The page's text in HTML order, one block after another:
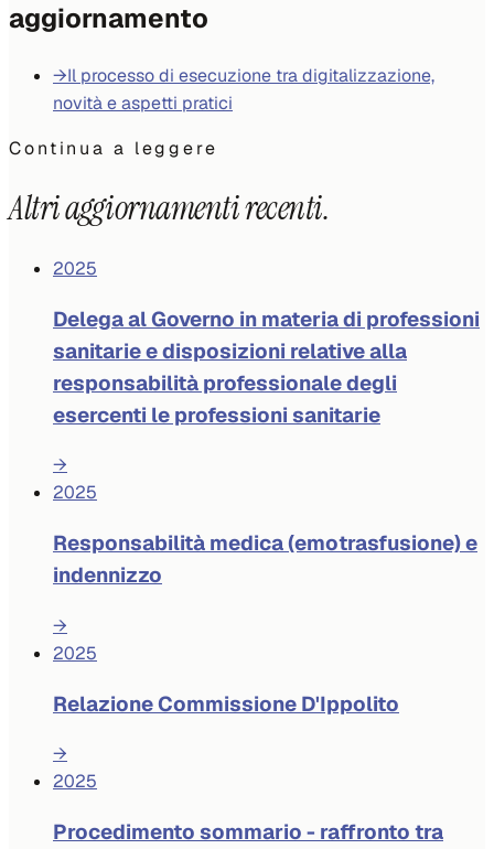
aggiornamento
→Il processo di esecuzione tra digitalizzazione,
novità e aspetti pratici
Continua a leggere
Altri aggiornamenti recenti.
2025
Delega al Governo in materia di professioni
sanitarie e disposizioni relative alla
responsabilità professionale degli
esercenti le professioni sanitarie
→
2025
Responsabilità medica (emotrasfusione) e
indennizzo
→
2025
Relazione Commissione D'Ippolito
→
2025
Procedimento sommario - raffronto tra